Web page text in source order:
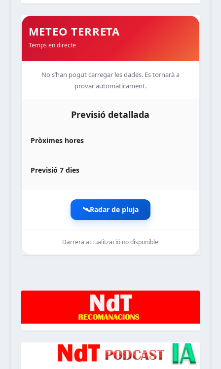
METEO TERRETA
Temps en directe
No s’han pogut carregar les dades. Es tornarà a
provar automàticament.
Previsió detallada
Pròximes hores
Previsió 7 dies
🛰️Radar de pluja
Darrera actualització no disponible